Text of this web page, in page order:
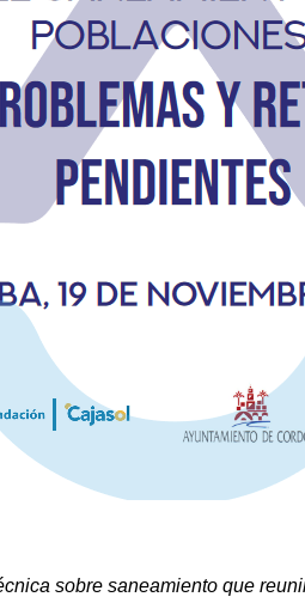
sobre saneamiento que